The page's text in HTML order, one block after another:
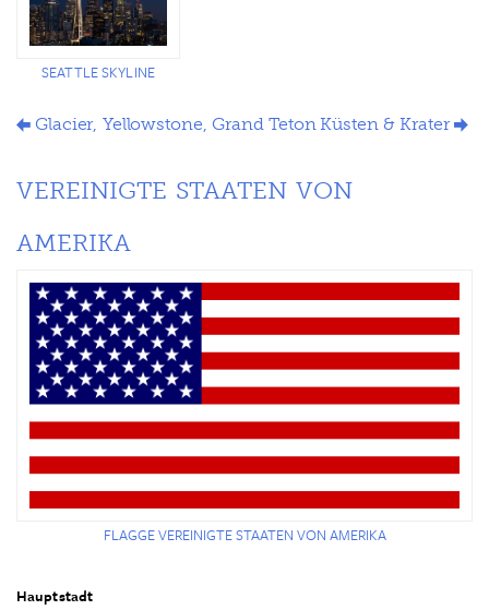
SEATTLE SKYLINE
Glacier, Yellowstone, Grand TetonKüsten & Krater
VEREINIGTE STAATEN VON
AMERIKA
FLAGGE VEREINIGTE STAATEN VON AMERIKA
Hauptstadt